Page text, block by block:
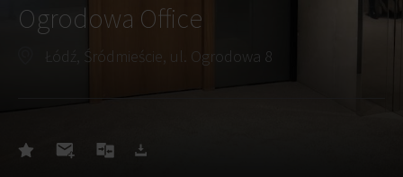
Ogrodowa Office
Łódź, Śródmieście, ul. Ogrodowa 8